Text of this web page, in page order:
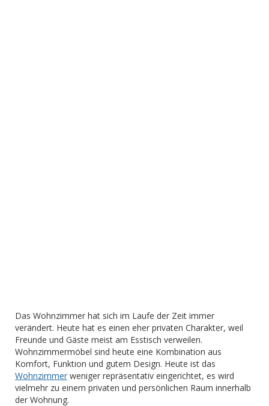
Das Wohnzimmer hat sich im Laufe der Zeit immer
verändert. Heute hat es einen eher privaten Charakter, weil
Freunde und Gäste meist am Esstisch verweilen.
Wohnzimmermöbel sind heute eine Kombination aus
Komfort, Funktion und gutem Design. Heute ist das
Wohnzimmer weniger repräsentativ eingerichtet, es wird
vielmehr zu einem privaten und persönlichen Raum innerhalb
der Wohnung.